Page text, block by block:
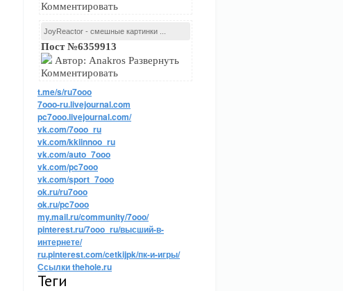
Комментировать
JoyReactor - смешные картинки ...
Пост №6359913
Автор: Anakros Развернуть
Комментировать
t.me/s/ru7ooo
7ooo-ru.livejournal.com
pc7ooo.livejournal.com/
vk.com/7ooo_ru
vk.com/kkiinnoo_ru
vk.com/auto_7ooo
vk.com/pc7ooo
vk.com/sport_7ooo
ok.ru/ru7ooo
ok.ru/pc7ooo
my.mail.ru/community/7ooo/
pinterest.ru/7ooo_ru/высший-в-
интернете/
ru.pinterest.com/cetkijpk/пк-и-игры/
Ссылки thehole.ru
Теги